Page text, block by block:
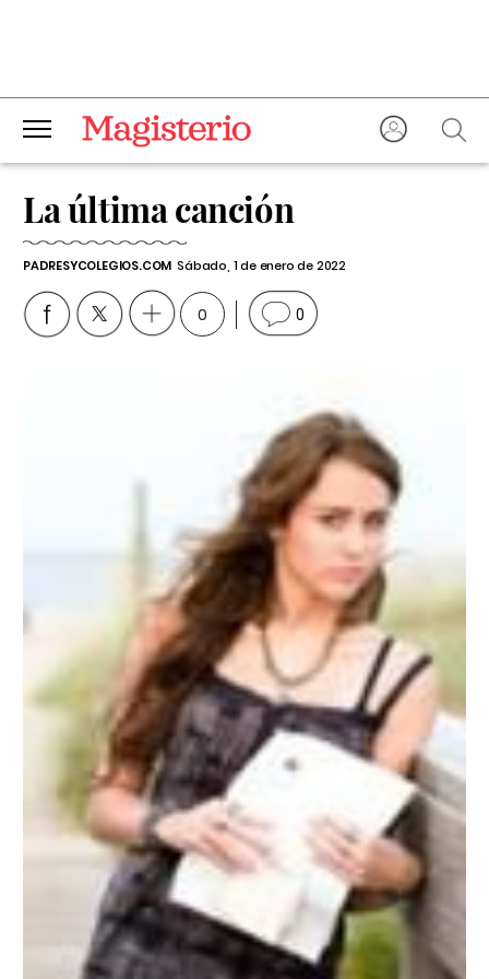
La última canción
PADRESYCOLEGIOS.COM Sábado, 1 de enero de 2022
0 0